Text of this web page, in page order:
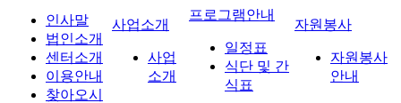
인사말
법인소개
센터소개
이용안내
찾아오시
사업소개
사업
소개
프로그램안내
일정표
식단 및 간
식표
자원봉사
자원봉사
안내